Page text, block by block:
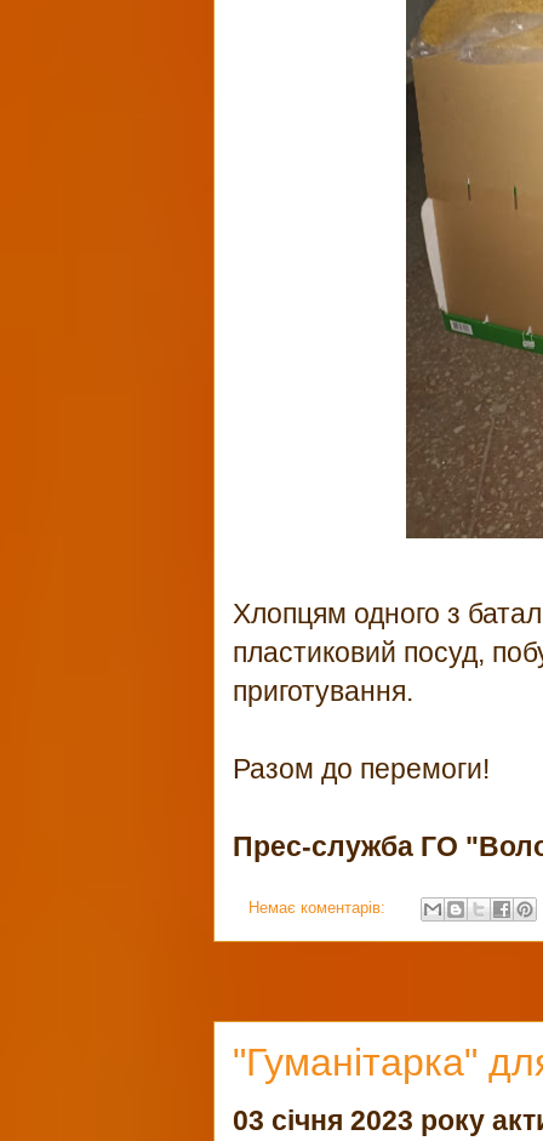
Хлопцям одного з
пластиковий посуд,
приготування.
Разом до перемоги!
Прес-служба ГО
Немає коментарів:
"Гуманітарка"
03 січня 2023 року